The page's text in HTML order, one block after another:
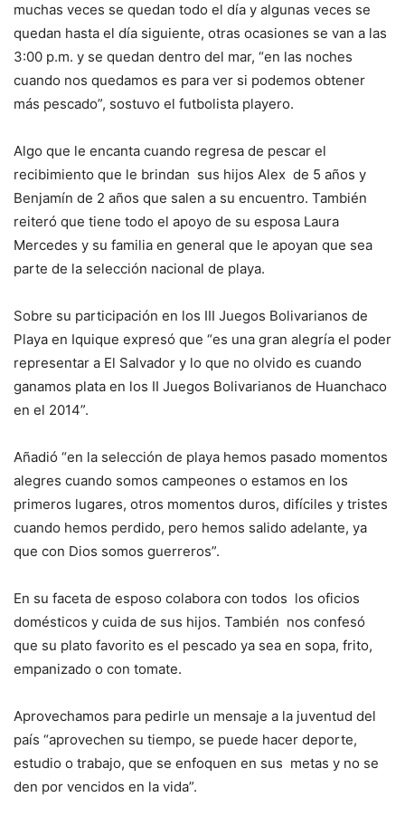
muchas veces se quedan todo el día y algunas veces se
quedan hasta el día siguiente, otras ocasiones se van a las
3:00 p.m. y se quedan dentro del mar, “en las noches
cuando nos quedamos es para ver si podemos obtener
más pescado”, sostuvo el futbolista playero.
Algo que le encanta cuando regresa de pescar el
recibimiento que le brindan sus hijos Alex de 5 años y
Benjamín de 2 años que salen a su encuentro. También
reiteró que tiene todo el apoyo de su esposa Laura
Mercedes y su familia en general que le apoyan que sea
parte de la selección nacional de playa.
Sobre su participación en los III Juegos Bolivarianos de
Playa en Iquique expresó que “es una gran alegría el poder
representar a El Salvador y lo que no olvido es cuando
ganamos plata en los II Juegos Bolivarianos de Huanchaco
en el 2014”.
Añadió “en la selección de playa hemos pasado momentos
alegres cuando somos campeones o estamos en los
primeros lugares, otros momentos duros, difíciles y tristes
cuando hemos perdido, pero hemos salido adelante, ya
que con Dios somos guerreros”.
En su faceta de esposo colabora con todos los oficios
domésticos y cuida de sus hijos. También nos confesó
que su plato favorito es el pescado ya sea en sopa, frito,
empanizado o con tomate.
Aprovechamos para pedirle un mensaje a la juventud del
país “aprovechen su tiempo, se puede hacer deporte,
estudio o trabajo, que se enfoquen en sus metas y no se
den por vencidos en la vida”.